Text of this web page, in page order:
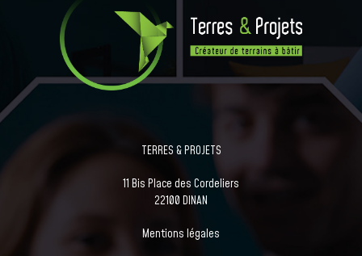
TERRES & PROJETS
11 Bis Place des Cordeliers
22100 DINAN
Mentions légales